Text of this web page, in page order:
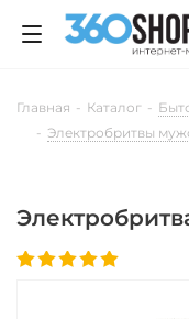
Главная - Каталог -
- Электробритвы